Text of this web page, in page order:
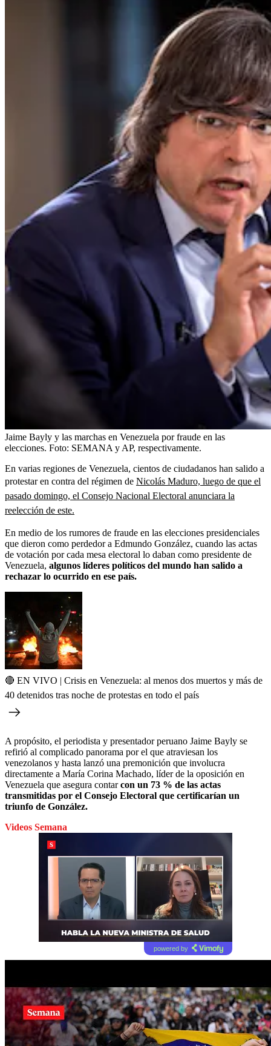
Jaime Bayly y las marchas en Venezuela por fraude en las
elecciones. Foto: SEMANA y AP, respectivamente.
En varias regiones de Venezuela, cientos de ciudadanos han salido a
protestar en contra del régimen de Nicolás Maduro, luego de que el
pasado domingo, el Consejo Nacional Electoral anunciara la
reelección de este.
En medio de los rumores de fraude en las elecciones presidenciales
que dieron como perdedor a Edmundo González, cuando las actas
de votación por cada mesa electoral lo daban como presidente de
Venezuela, algunos líderes políticos del mundo han salido a
rechazar lo ocurrido en ese país.
🔴 EN VIVO | Crisis en Venezuela: al menos dos muertos y más de
40 detenidos tras noche de protestas en todo el país
A propósito, el periodista y presentador peruano Jaime Bayly se
refirió al complicado panorama por el que atraviesan los
venezolanos y hasta lanzó una premonición que involucra
directamente a María Corina Machado, líder de la oposición en
Venezuela que asegura contarcon un 73 % de las actas
transmitidas por el Consejo Electoral que certificarían un
triunfo de González.
Videos Semana
powered by